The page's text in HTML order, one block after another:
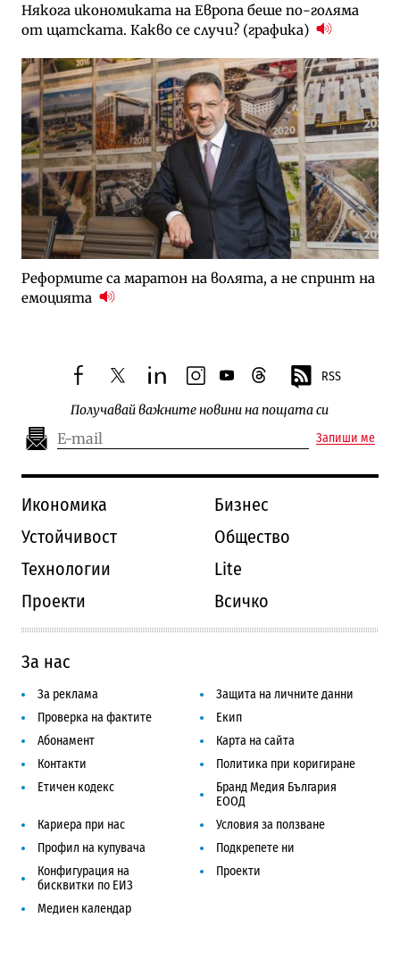
Някога икономиката на Европа беше по-голяма
от щатската. Какво се случи? (графика)
Реформите са маратон на волята, а не спринт на
емоцията
facebooktwitterlinkedininstagram
youtubethreads RSS
Получавай важните новини на пощата си
Запиши ме
Икономика
Бизнес
Устойчивост
Общество
Технологии
Lite
Проекти
Всичко
За нас
За реклама
Защита на личните данни
Проверка на фактите
Екип
Абонамент
Карта на сайта
Контакти
Политика при коригиране
Етичен кодекс
Бранд Медия България
ЕООД
Кариера при нас
Условия за ползване
Профил на купувача
Подкрепете ни
Конфигурация на
бисквитки по ЕИЗ
Проекти
Медиен календар